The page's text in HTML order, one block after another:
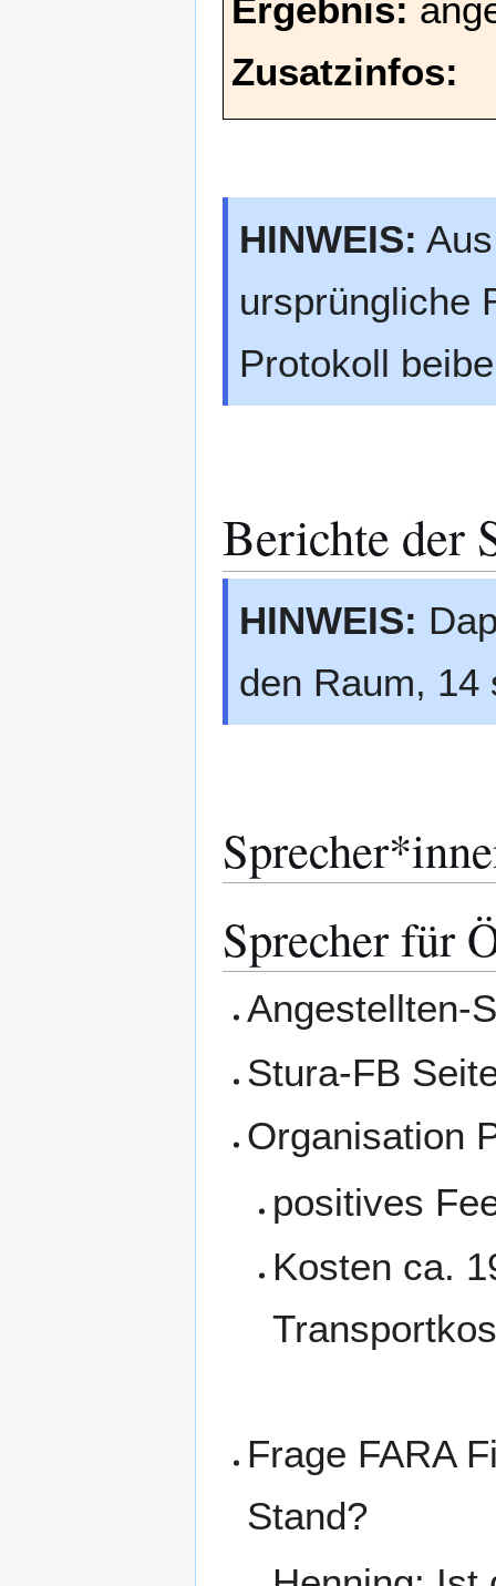
Ergebnis:
Zusatzinfos:
HINWEIS:
ursprüngliche
Protokoll
Berichte der
HINWEIS:
den Raum, 14
Sprecher für
Angestellten-
Stura-FB
Organisation
positives
Kosten ca.
Frage FARA
Stand?